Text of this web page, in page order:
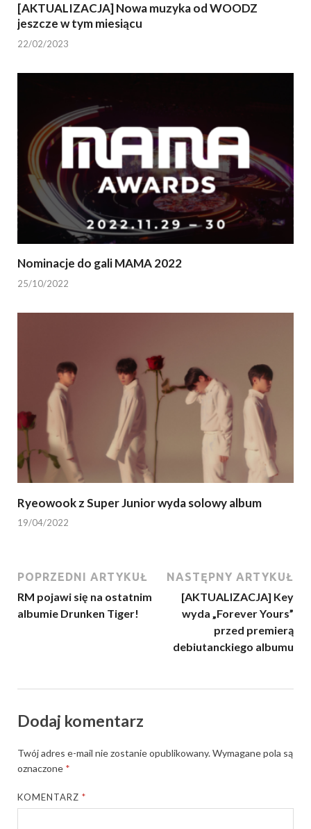
[AKTUALIZACJA] Nowa muzyka od WOODZ
jeszcze w tym miesiącu
22/02/2023
Nominacje do gali MAMA 2022
25/10/2022
Ryeowook z Super Junior wyda solowy album
19/04/2022
POPRZEDNI ARTYKUŁ
RM pojawi się na ostatnim
albumie Drunken Tiger!
NASTĘPNY ARTYKUŁ
[AKTUALIZACJA] Key
wyda „Forever Yours”
przed premierą
debiutanckiego albumu
Dodaj komentarz
Twój adres e-mail nie zostanie opublikowany.Wymagane pola są
oznaczone *
KOMENTARZ*